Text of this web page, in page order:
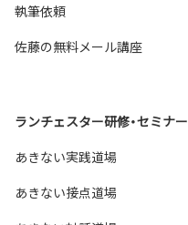
執筆依頼
佐藤の無料メール講座
ランチェスター研修・セミナー
あきない実践道場
あきない接点道場